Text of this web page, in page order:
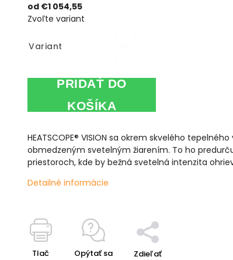
od €1 054,55
Zvoľte variant
Variant
PRIDAŤ DO
KOŠÍKA
HEATSCOPE® VISION sa okrem skvelého
obmedzeným svetelným žiarením. To ho
priestoroch, kde by bežná svetelná intenzita
Detailné informácie
Tlač Opýtať sa Zdieľať